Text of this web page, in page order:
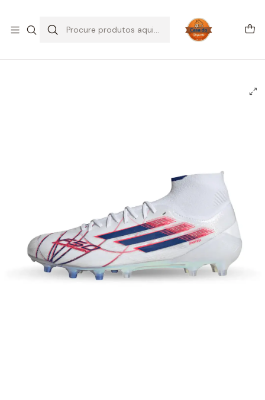
Início CHUTEIRAS
Chuteiras Campo | FG
Adidas F50 Sparkfusion Elite Mid Women's FG/AG